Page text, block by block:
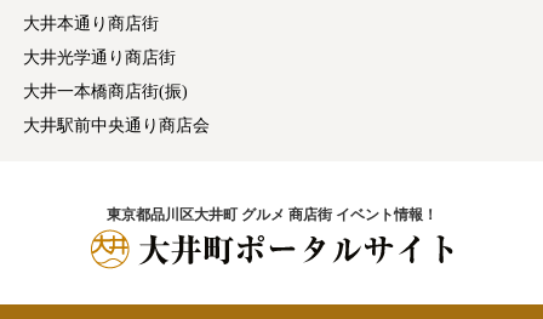
大井本通り商店街
大井光学通り商店街
大井一本橋商店街(振)
大井駅前中央通り商店会
東京都品川区大井町 グルメ 商店街 イベント情報！